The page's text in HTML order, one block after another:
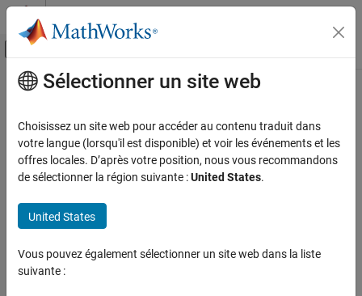
Passer au contenu
Activer/désactiver l'affichage du menu
Accueil de la documentation
Contenu principal
How useful was this information?
Sélectionner un site web
Choisissez un site web pour accéder au contenu traduit dans
votre langue (lorsqu'il est disponible) et voir les événements et les
offres locales. D’après votre position, nous vous recommandons
de sélectionner la région suivante :United States.
United States
Vous pouvez également sélectionner un site web dans la liste
suivante :